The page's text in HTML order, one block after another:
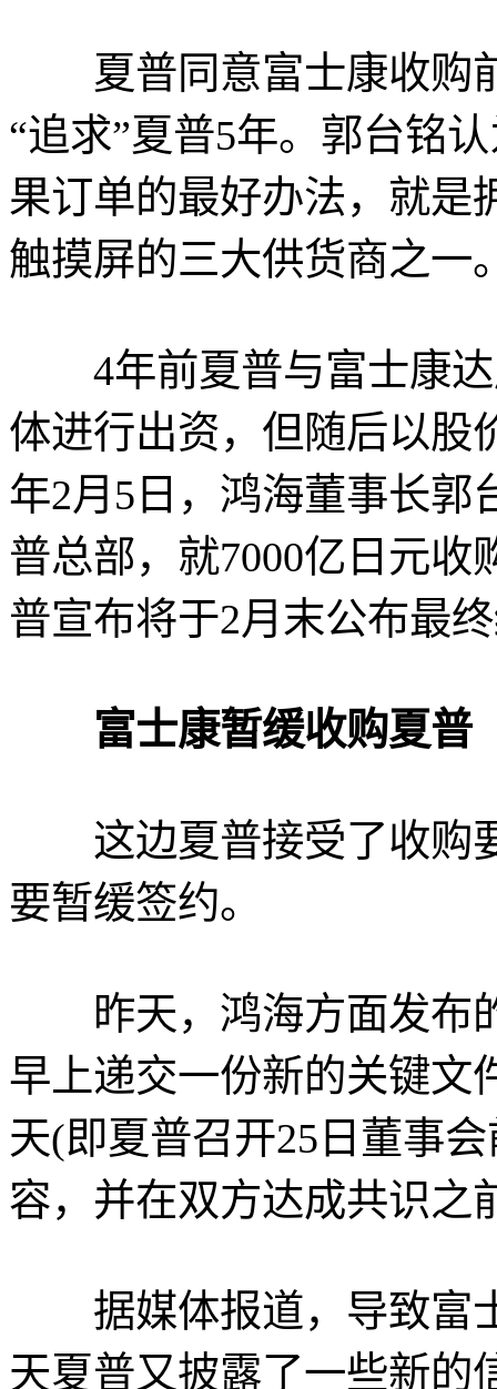
夏普同意富士康收购
“追求”夏普5年。郭台铭
果订单的最好办法，就是
触摸屏的三大供货商之一
4年前夏普与富士康达
体进行出资，但随后以股
年2月5日，鸿海董事长郭
普总部，就7000亿日元
普宣布将于2月末公布最
富士康暂缓收购夏普
这边夏普接受了收购
要暂缓签约。
昨天，鸿海方面发布
早上递交一份新的关键文
天(即夏普召开25日董事
容，并在双方达成共识之
据媒体报道，导致富
天夏普又披露了一些新的